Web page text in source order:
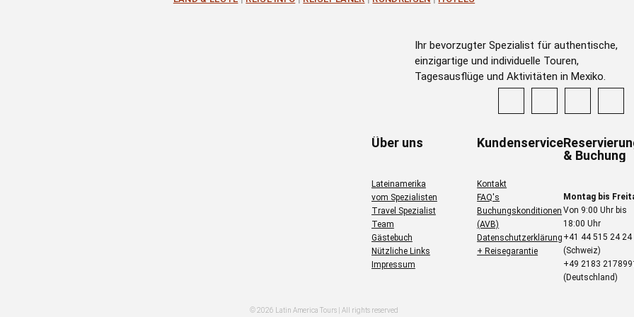
Ihr bevorzugter Spezialist für authentische,
einzigartige und individuelle Touren,
Tagesausflüge und Aktivitäten in Mexiko.
Über uns
Lateinamerika
vom Spezialisten
Travel Spezialist
Team
Gästebuch
Nützliche Links
Impressum
Kundenservice
Kontakt
FAQ's
Buchungskonditionen
(AVB)
Datenschutzerklärung
+ Reisegarantie
& Buchung
Montag bis
Von 9:00 Uhr bis
18:00 Uhr
+41 44 515 24 24
(Schweiz)
+49 2183
(Deutschland)
© 2026 Latin America Tours | All rights reserved